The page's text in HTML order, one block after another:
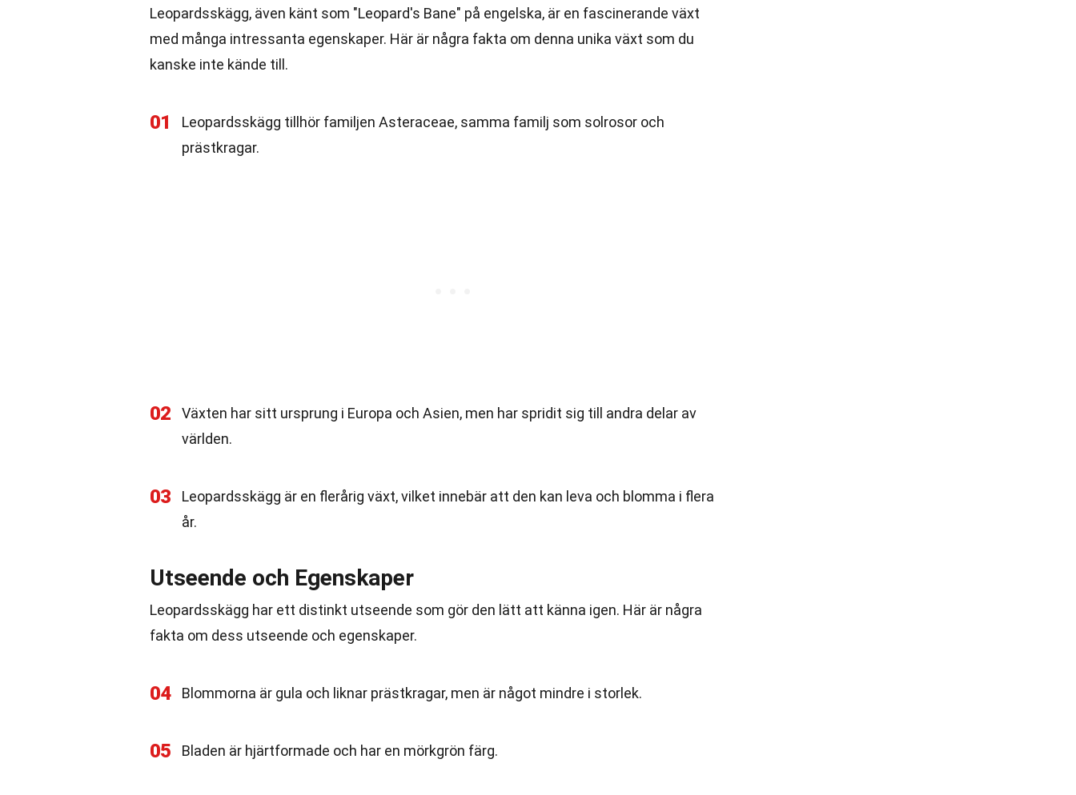
Leopardsskägg, även känt som "Leopard's Bane" på engelska, är en fascinerande växt
med många intressanta egenskaper. Här är några fakta om denna unika växt som du
kanske inte kände till.
01
Leopardsskägg tillhör familjen Asteraceae, samma familj som solrosor och
prästkragar.
02
Växten har sitt ursprung i Europa och Asien, men har spridit sig till andra delar av
världen.
03
Leopardsskägg är en flerårig växt, vilket innebär att den kan leva och blomma i flera
år.
Utseende och Egenskaper
Leopardsskägg har ett distinkt utseende som gör den lätt att känna igen. Här är några
fakta om dess utseende och egenskaper.
04 Blommorna är gula och liknar prästkragar, men är något mindre i storlek.
05 Bladen är hjärtformade och har en mörkgrön färg.